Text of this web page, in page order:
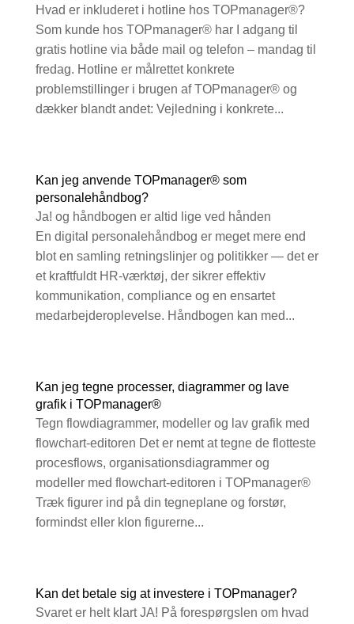
Hvad er inkluderet i hotline hos TOPmanager®?
Som kunde hos TOPmanager® har I adgang til
gratis hotline via både mail og telefon – mandag til
fredag. Hotline er målrettet konkrete
problemstillinger i brugen af TOPmanager® og
dækker blandt andet: Vejledning i konkrete...
Kan jeg anvende TOPmanager® som
personalehåndbog?
Ja! og håndbogen er altid lige ved hånden
En digital personalehåndbog er meget mere end
blot en samling retningslinjer og politikker — det er
et kraftfuldt HR-værktøj, der sikrer effektiv
kommunikation, compliance og en ensartet
medarbejderoplevelse. Håndbogen kan med...
Kan jeg tegne processer, diagrammer og lave
grafik i TOPmanager®
Tegn flowdiagrammer, modeller og lav grafik med
flowchart-editoren Det er nemt at tegne de flotteste
procesflows, organisationsdiagrammer og
modeller med flowchart-editoren i TOPmanager®
Træk figurer ind på din tegneplane og forstør,
formindst eller klon figurerne...
Kan det betale sig at investere i TOPmanager?
Svaret er helt klart JA! På forespørgslen om hvad